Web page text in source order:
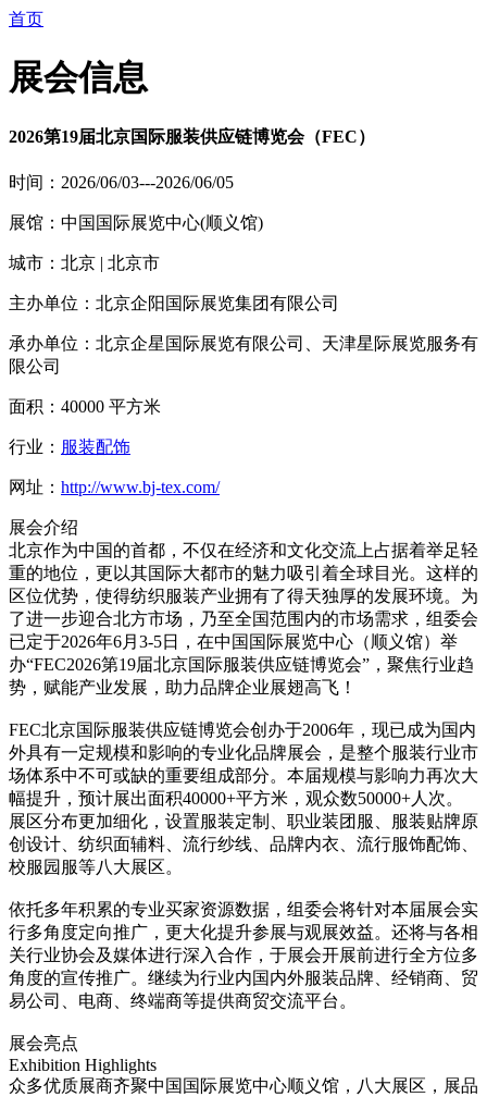
首页
展会信息
2026第19届北京国际服装供应链博览会（FEC）
时间：2026/06/03---2026/06/05
展馆：中国国际展览中心(顺义馆)
城市：北京 | 北京市
主办单位：北京企阳国际展览集团有限公司
承办单位：北京企星国际展览有限公司、天津星际展览服务有
限公司
面积：40000 平方米
行业： 服装配饰
网址： http://www.bj-tex.com/
展会介绍
北京作为中国的首都，不仅在经济和文化交流上占据着举足轻
重的地位，更以其国际大都市的魅力吸引着全球目光。这样的
区位优势，使得纺织服装产业拥有了得天独厚的发展环境。为
了进一步迎合北方市场，乃至全国范围内的市场需求，组委会
已定于2026年6月3-5日，在中国国际展览中心（顺义馆）举
办“FEC2026第19届北京国际服装供应链博览会”，聚焦行业趋
势，赋能产业发展，助力品牌企业展翅高飞！
FEC北京国际服装供应链博览会创办于2006年，现已成为国内
外具有一定规模和影响的专业化品牌展会，是整个服装行业市
场体系中不可或缺的重要组成部分。本届规模与影响力再次大
幅提升，预计展出面积40000+平方米，观众数50000+人次。
展区分布更加细化，设置服装定制、职业装团服、服装贴牌原
创设计、纺织面辅料、流行纱线、品牌内衣、流行服饰配饰、
校服园服等八大展区。
依托多年积累的专业买家资源数据，组委会将针对本届展会实
行多角度定向推广，更大化提升参展与观展效益。还将与各相
关行业协会及媒体进行深入合作，于展会开展前进行全方位多
角度的宣传推广。继续为行业内国内外服装品牌、经销商、贸
易公司、电商、终端商等提供商贸交流平台。
展会亮点
Exhibition Highlights
众多优质展商齐聚中国国际展览中心顺义馆，八大展区，展品